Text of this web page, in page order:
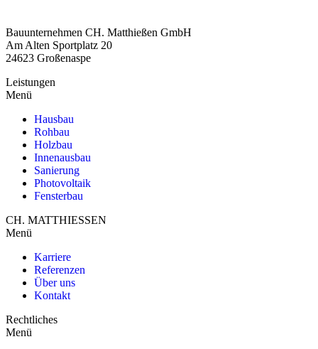
Bauunternehmen CH. Matthießen GmbH
Am Alten Sportplatz 20
24623 Großenaspe
Leistungen
Menü
Hausbau
Rohbau
Holzbau
Innenausbau
Sanierung
Photovoltaik
Fensterbau
CH. MATTHIESSEN
Menü
Karriere
Referenzen
Über uns
Kontakt
Rechtliches
Menü